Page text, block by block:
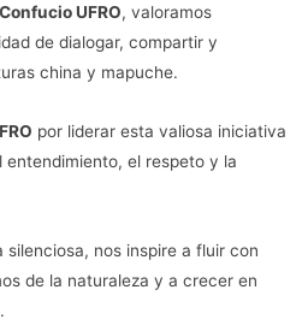
UFRO, valoramos
de dialogar, compartir y
china y mapuche.
por liderar esta valiosa iniciativa
el respeto y la
silenciosa, nos inspire a fluir con
de la naturaleza y a crecer en